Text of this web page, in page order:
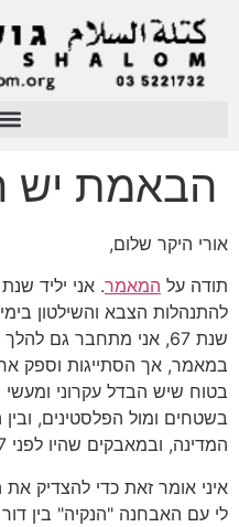
הבאמת יש
אורי היקר שלום,
תודה על המאמר
להתנהלות הצבא והשילטון
שנת 67, אני מתחבר גם
במאמר, אך הסתייגות וספק
בטוח שיש הבדל עקרוני ומעשי
בשטחים ומול הפלסטינים,
המדינה, ובמאבקים שהיו לפני 67 ואחרי 67…
איני אומר זאת כדי להצדיק
לי עם האבחנה "הנקיה" בין